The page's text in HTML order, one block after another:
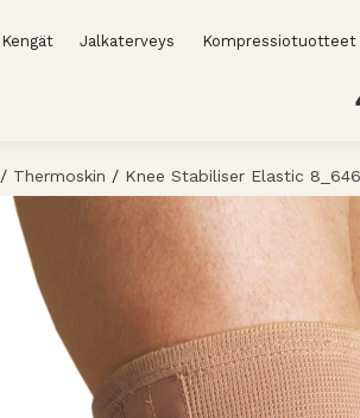
Kengät Jalkaterveys Kompressiotuotteet
/ Thermoskin / Knee Stabiliser Elastic 8_646